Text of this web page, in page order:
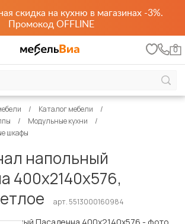
скидка на кухню в магазинах -3%.
Промокод OFFLINE
0
Каталог мебели
Модульные кухни
шкафы
напольный
400х2140х576,
арт. 5513000160984